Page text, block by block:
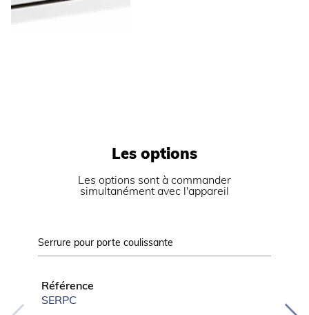
Les options
Les options sont à commander
simultanément avec l'appareil
Serrure pour porte coulissante
Référence
SERPC
PV